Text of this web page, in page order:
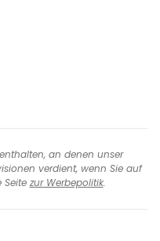
an denen unser
verdient, wenn Sie auf
Seite zur Werbepolitik.